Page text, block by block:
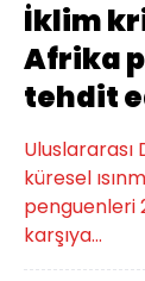
İklim
Afrika
tehdit
Uluslararası
küresel
penguenleri
karşıya...